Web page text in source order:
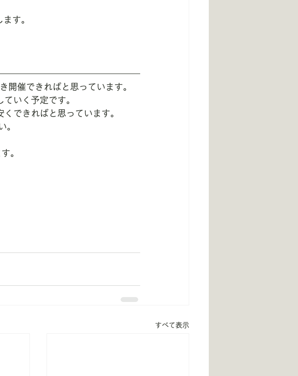
す。
催できればと思っています。
いく予定です。
できればと思っています。
。
。
すべて表示